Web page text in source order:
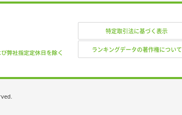
特定取引法に基づく表示
ランキングデータの著作権について